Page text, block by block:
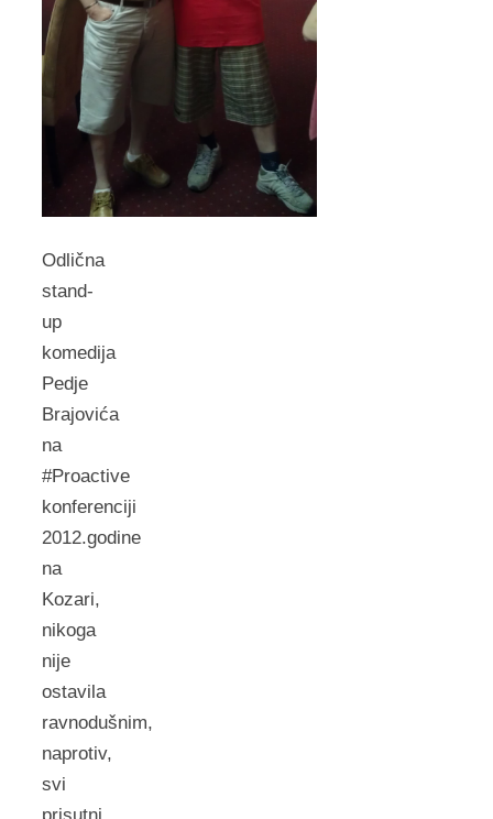
Odlična
stand-
up
komedija
Pedje
Brajovića
na
#Proactive
konferenciji
2012.godine
na
Kozari,
nikoga
nije
ostavila
ravnodušnim,
naprotiv,
svi